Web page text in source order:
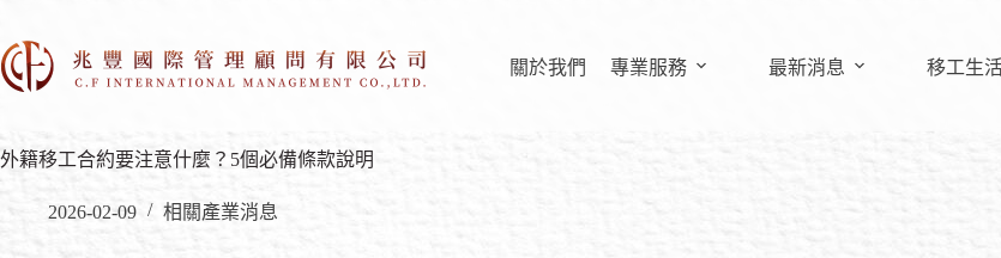
關於我們 專業服務 最新消息 移工生
外籍移工合約要注意什麼？5個必備條款說明
2026-02-09 相關產業消息